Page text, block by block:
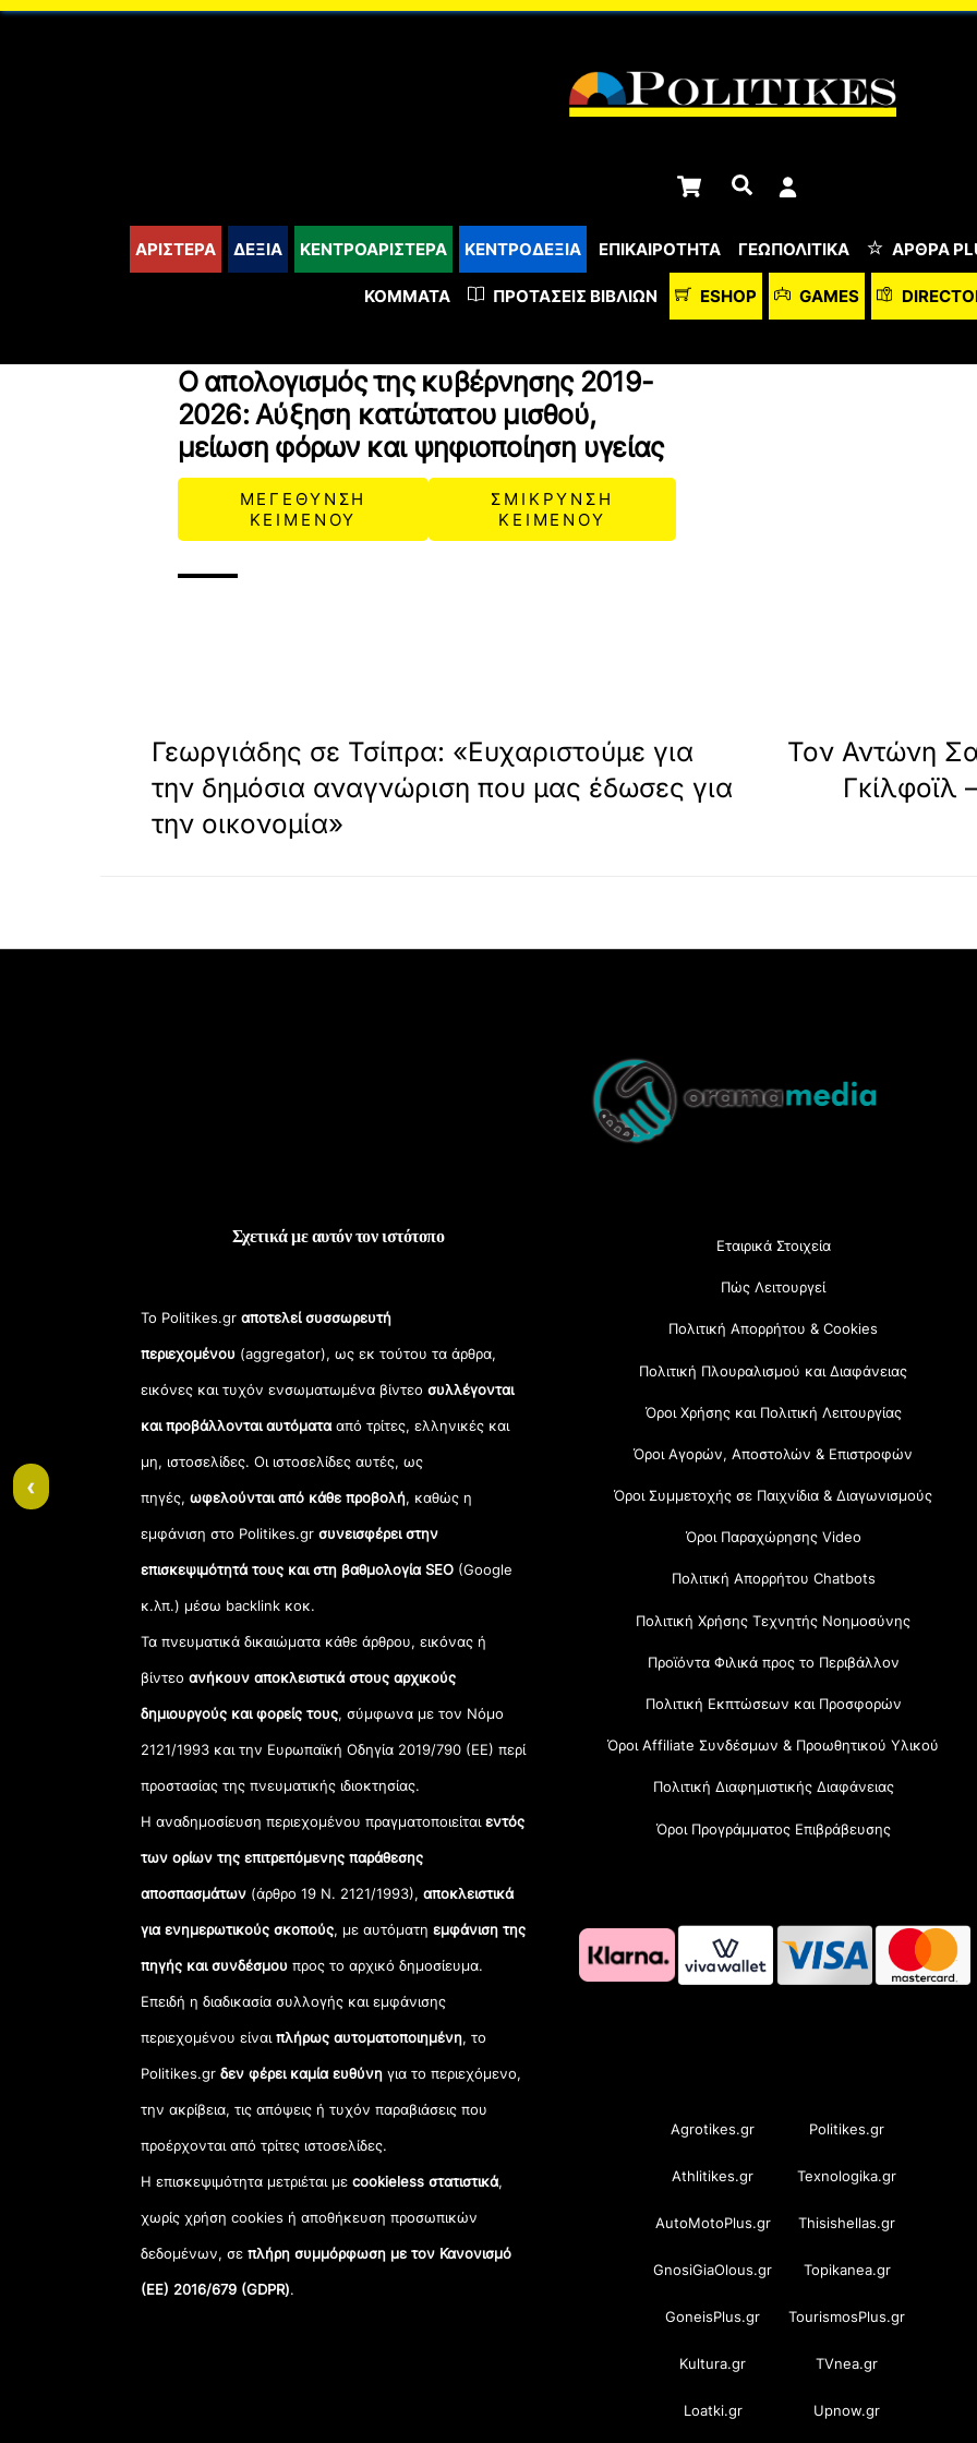
content
Cart Αναζήτηση
ΑΡΙΣΤΕΡΑ ΔΕΞΙΑ ΚΕΝΤΡΟΑΡΙΣΤΕΡΑ ΚΕΝΤΡΟΔΕΞΙΑ ΕΠΙΚΑΙΡΟΤΗΤΑ ΓΕΩΠΟΛΙΤΙΚΑ ΆΡΘΡΑ
ΚΌΜΜΑΤΑ ΠΡΟΤΆΣΕΙΣ ΒΙΒΛΊΩΝ ESHOP GAMES
Ο απολογισμός της κυβέρνησης 2019-
2026: Αύξηση κατώτατου μισθού,
μείωση φόρων και ψηφιοποίηση υγείας
ΜΕΓΕΘΥΝΣΗ
ΚΕΙΜΕΝΟΥ
ΣΜΙΚΡΥΝΣΗ
ΚΕΙΜΕΝΟΥ
Γεωργιάδης σε Τσίπρα: «Ευχαριστούμε για
την δημόσια αναγνώριση που μας έδωσες για
την οικονομία»
Τον Αντώνη
Γκίλφοϊλ
Top
Σχετικά με αυτόν τον ιστότοπο
Το Politikes.grαποτελεί συσσωρευτή
περιεχομένου (aggregator), ως εκ τούτου τα άρθρα,
εικόνες και τυχόν ενσωματωμένα βίντεοσυλλέγονται
και προβάλλονται αυτόματααπό τρίτες, ελληνικές και
μη, ιστοσελίδες. Οι ιστοσελίδες αυτές, ως
πηγές,ωφελούνται από κάθε προβολή, καθώς η
εμφάνιση στο Politikes.gr συνεισφέρει στην
επισκεψιμότητά τους και στη βαθμολογία SEO (Google
κ.λπ.) μέσω backlink κοκ.
Τα πνευματικά δικαιώματα κάθε άρθρου, εικόνας ή
βίντεοανήκουν αποκλειστικά στους αρχικούς
δημιουργούς και φορείς τους, σύμφωνα με τον Νόμο
2121/1993 και την Ευρωπαϊκή Οδηγία 2019/790 (ΕΕ) περί
προστασίας της πνευματικής ιδιοκτησίας.
Η αναδημοσίευση περιεχομένου πραγματοποιείταιεντός
των ορίων της επιτρεπόμενης παράθεσης
αποσπασμάτων (άρθρο 19 Ν. 2121/1993), αποκλειστικά
για ενημερωτικούς σκοπούς, με αυτόματηεμφάνιση της
πηγής και συνδέσμου προς το αρχικό δημοσίευμα.
Επειδή η διαδικασία συλλογής και εμφάνισης
περιεχομένου είναιπλήρως αυτοματοποιημένη, το
Politikes.grδεν φέρει καμία ευθύνη για το περιεχόμενο,
την ακρίβεια, τις απόψεις ή τυχόν παραβιάσεις που
προέρχονται από τρίτες ιστοσελίδες.
Η επισκεψιμότητα μετριέται μεcookieless στατιστικά,
χωρίς χρήση cookies ή αποθήκευση προσωπικών
δεδομένων, σεπλήρη συμμόρφωση με τον Κανονισμό
(ΕΕ) 2016/679 (GDPR).
Εταιρικά Στοιχεία
Πώς Λειτουργεί
Πολιτική Απορρήτου & Cookies
Πολιτική Πλουραλισμού και Διαφάνειας
Όροι Χρήσης και Πολιτική Λειτουργίας
Όροι Αγορών, Αποστολών & Επιστροφών
Όροι Συμμετοχής σε Παιχνίδια & Διαγωνισμούς
Όροι Παραχώρησης Video
Πολιτική Απορρήτου Chatbots
Πολιτική Χρήσης Τεχνητής Νοημοσύνης
Προϊόντα Φιλικά προς το Περιβάλλον
Πολιτική Εκπτώσεων και Προσφορών
Όροι Affiliate Συνδέσμων & Προωθητικού Υλικού
Πολιτική Διαφημιστικής Διαφάνειας
Όροι Προγράμματος Επιβράβευσης
Agrotikes.gr Politikes.gr
Athlitikes.gr Texnologika.gr
AutoMotoPlus.gr Thisishellas.gr
GnosiGiaOlous.gr Topikanea.gr
GoneisPlus.gr TourismosPlus.gr
Kultura.gr TVnea.gr
Loatki.gr Upnow.gr
‹